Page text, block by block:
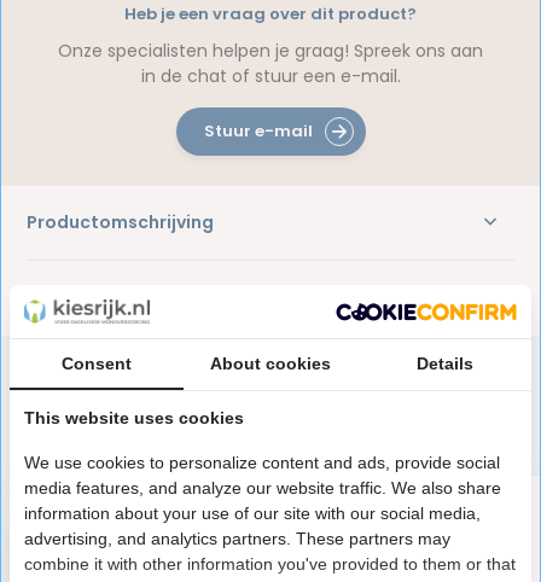
Productomschrijving
Reviews
Heb je een vraag over dit product?
Onze specialisten helpen je graag! Spreek ons aan
in de chat of stuur een e-mail.
Stuur e-mail
Speciaal aanbevolen voor jou
Consent About cookies Details
This website uses cookies
We use cookies to personalize content and ads, provide social
media features, and analyze our website traffic. We also share
information about your use of our site with our social media,
advertising, and analytics partners. These partners may
combine it with other information you've provided to them or that